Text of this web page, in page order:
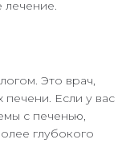
лечение.
Это врач,
Если у вас
с печенью,
глубокого